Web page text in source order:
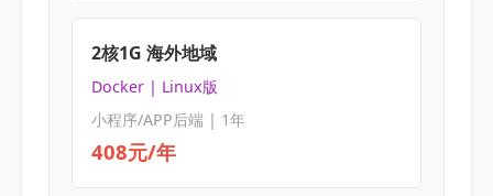
2核1G 海外地域
Docker | Linux版
小程序/APP后端 | 1年
408元/年